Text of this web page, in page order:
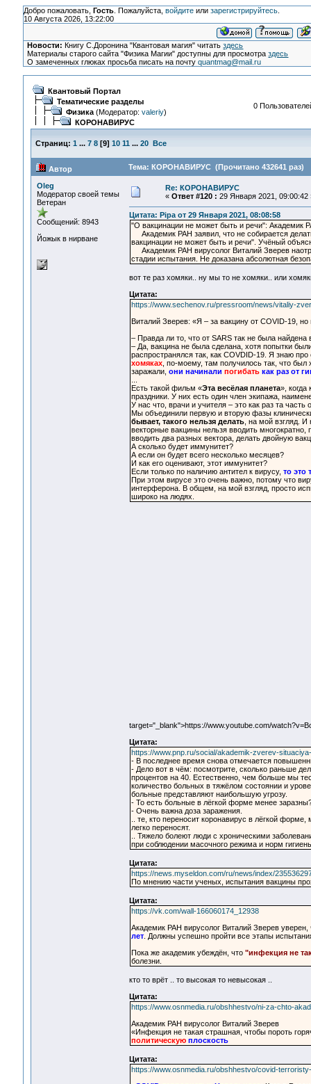
Добро пожаловать, Гость. Пожалуйста, войдитеили зарегистрируйтесь.
10 Августа 2026, 13:22:00
Новости: Книгу С.Доронина "Квантовая магия" читатьздесь
Материалы старого сайта "Физика Магии" доступны для просмотраздесь
О замеченных глюках просьба писать на почтуquantmag@mail.ru
Квантовый Портал
Тематические разделы
Физика(Модератор: valeriy)
КОРОНАВИРУС
0
Страниц: 1 ... 7 8[9] 10 11 ... 20 Все
Автор Тема: КОРОНАВИРУС (Прочитано 432641 раз)
Oleg
Модератор своей темы
Ветеран
Сообщений: 8943
Йожык в нирване
Re: КОРОНАВИРУС
« Ответ #120 : 29 Января 2021, 09:00:42
Цитата: Pipa от 29 Января 2021, 08:08:58
"О вакцинации не может быть и речи": Академик
Академик РАН заявил, что не собирается
вакцинации не может быть и речи". Учёный
Академик РАН вирусолог Виталий Зверев
стадии испытания. Не доказана абсолютная
вот те раз хомяки.. ну мы то не хомяки.. или
Цитата:
https://www.sechenov.ru/pressroom/news/vitaliy-
Виталий Зверев: «Я – за вакцину от COVID-19,
– Правда ли то, что от SARS так не была найдена
– Да, вакцина не была сделана, хотя попытки
распространялся так, как COVDID-19. Я знаю про
хомяках, по-моему, там получилось так, что был
заражали, они начинали погибатькак раз от
Есть такой фильм «Эта весёлая планета», когда
праздники. У них есть один член экипажа,
У нас что, врачи и учителя – это как раз та
Мы объединили первую и вторую фазы
бывает, такого нельзя делать, на мой взгляд. И
векторные вакцины нельзя вводить
вводить два разных вектора, делать двойную
А сколько будет иммунитет?
А если он будет всего несколько месяцев?
И как его оценивают, этот иммунитет?
Если только по наличию антител к вирусу, то это
При этом вирусе это очень важно, потому что
интерферона. В общем, на мой взгляд, просто
широко на людях.
target="_blank">https://www.youtube.com/
Цитата:
https://www.pnp.ru/social/akademik-zverev-
- В последнее время снова отмечается
- Дело вот в чём: посмотрите, сколько раньше
процентов на 40. Естественно, чем больше мы
количество больных в тяжёлом состоянии и
больные представляют наибольшую угрозу.
- То есть больные в лёгкой форме менее
- Очень важна доза заражения.
.. те, кто переносит коронавирус в лёгкой
легко переносят.
.. Тяжело болеют люди с хроническими
при соблюдении масочного режима и норм
Цитата:
https://news.myseldon.com/ru/news/index/
По мнению части ученых, испытания вакцины
Цитата:
https://vk.com/wall-166060174_12938
Академик РАН вирусолог Виталий Зверев
лет. Должны успешно пройти все этапы
Пока же академик убеждён, что "инфекция не
болезни.
кто то врёт .. то высокая то невысокая ..
Цитата:
https://www.osnmedia.ru/obshhestvo/ni-za-chto-
Академик РАН вирусолог Виталий Зверев
«Инфекция не такая страшная, чтобы пороть
политическуюплоскость
Цитата:
https://www.osnmedia.ru/obshhestvo/covid-